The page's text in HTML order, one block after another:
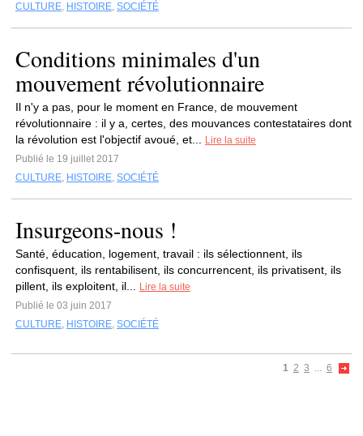
CULTURE, HISTOIRE, SOCIÉTÉ
Conditions minimales d'un
mouvement révolutionnaire
Il n'y a pas, pour le moment en France, de mouvement
révolutionnaire : il y a, certes, des mouvances contestataires dont
la révolution est l'objectif avoué, et...
Lire la suite
Publié le 19 juillet 2017
CULTURE, HISTOIRE, SOCIÉTÉ
Insurgeons-nous !
Santé, éducation, logement, travail : ils sélectionnent, ils
confisquent, ils rentabilisent, ils concurrencent, ils privatisent, ils
pillent, ils exploitent, il...
Lire la suite
Publié le 03 juin 2017
CULTURE, HISTOIRE, SOCIÉTÉ
1 2 3 ... 6